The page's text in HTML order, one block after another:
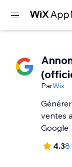
ParWix
ventes
Google
4.38